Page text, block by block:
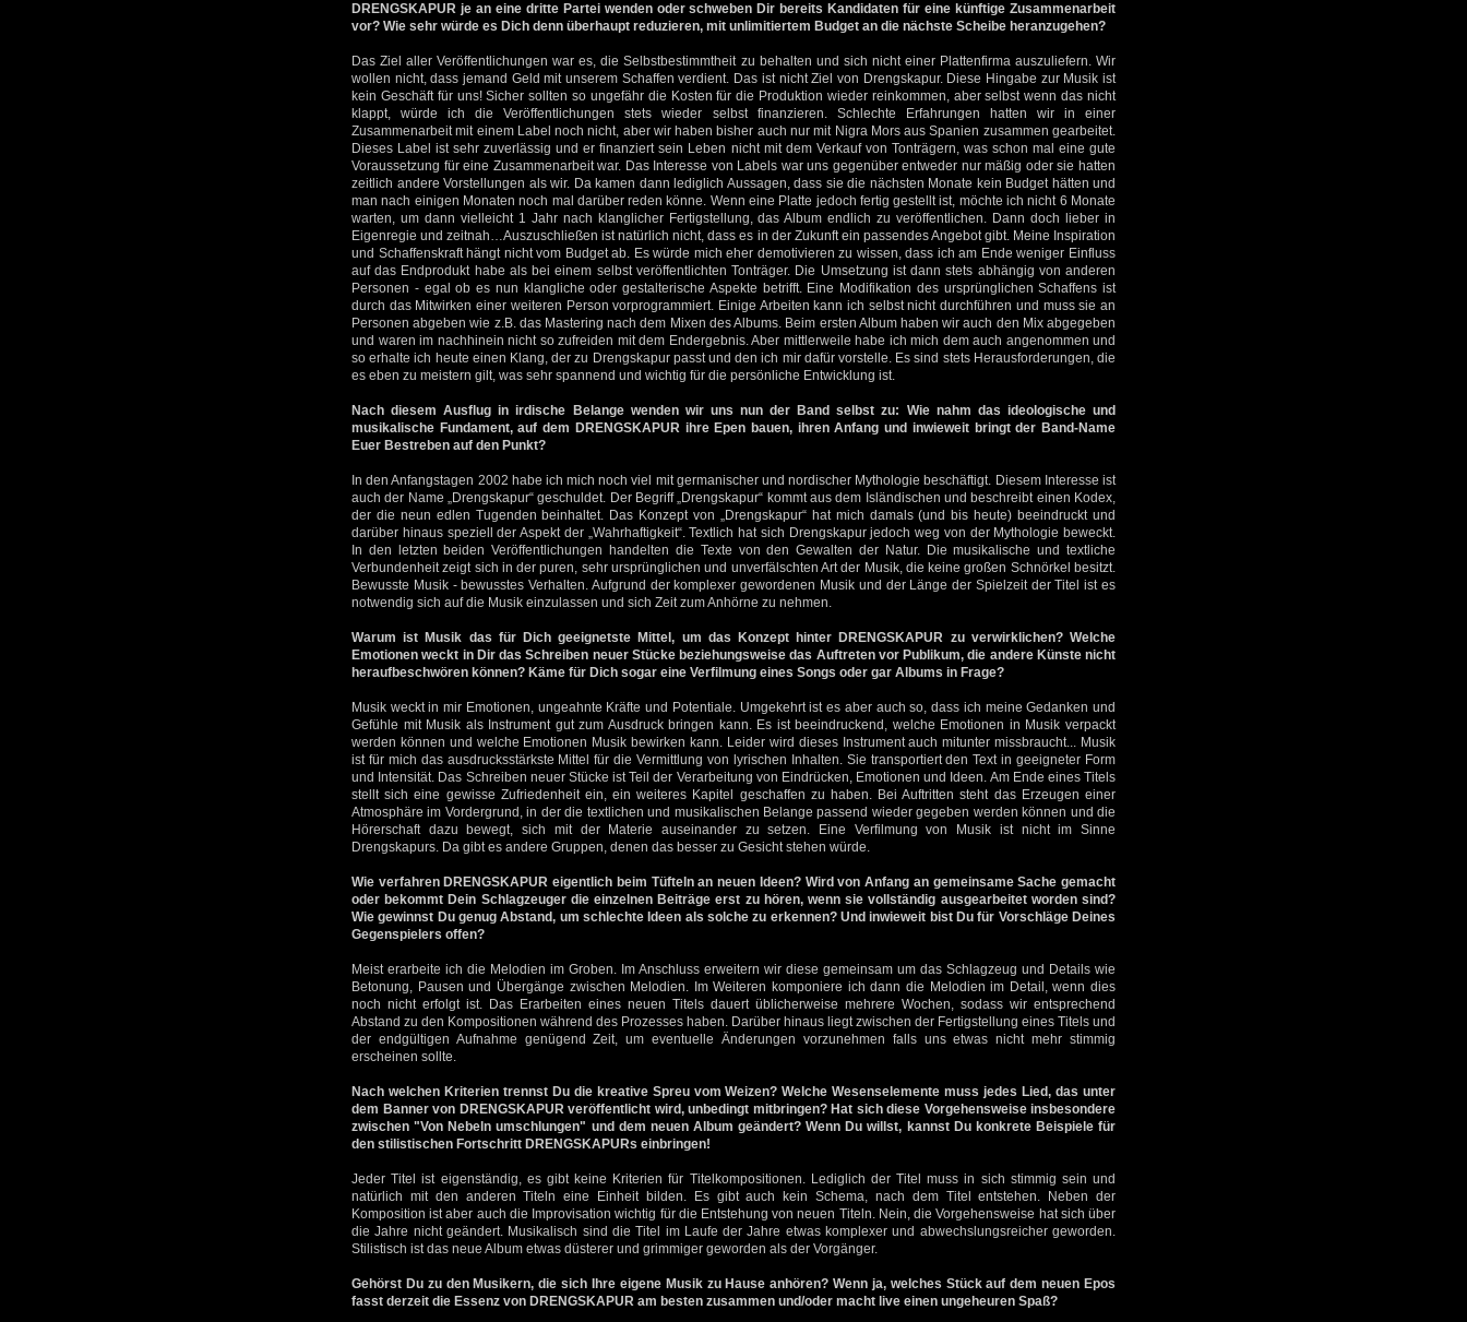
DRENGSKAPUR je an eine dritte Partei wenden oder schweben Dir bereits Kandidaten für eine künftige Zusammenarbeit
vor? Wie sehr würde es Dich denn überhaupt reduzieren, mit unlimitiertem Budget an die nächste Scheibe heranzugehen?
Das Ziel aller Veröffentlichungen war es, die Selbstbestimmtheit zu behalten und sich nicht einer Plattenfirma auszuliefern. Wir
wollen nicht, dass jemand Geld mit unserem Schaffen verdient. Das ist nicht Ziel von Drengskapur. Diese Hingabe zur Musik ist
kein Geschäft für uns! Sicher sollten so ungefähr die Kosten für die Produktion wieder reinkommen, aber selbst wenn das nicht
klappt, würde ich die Veröffentlichungen stets wieder selbst finanzieren. Schlechte Erfahrungen hatten wir in einer
Zusammenarbeit mit einem Label noch nicht, aber wir haben bisher auch nur mit Nigra Mors aus Spanien zusammen gearbeitet.
Dieses Label ist sehr zuverlässig und er finanziert sein Leben nicht mit dem Verkauf von Tonträgern, was schon mal eine gute
Voraussetzung für eine Zusammenarbeit war. Das Interesse von Labels war uns gegenüber entweder nur mäßig oder sie hatten
zeitlich andere Vorstellungen als wir. Da kamen dann lediglich Aussagen, dass sie die nächsten Monate kein Budget hätten und
man nach einigen Monaten noch mal darüber reden könne. Wenn eine Platte jedoch fertig gestellt ist, möchte ich nicht 6 Monate
warten, um dann vielleicht 1 Jahr nach klanglicher Fertigstellung, das Album endlich zu veröffentlichen. Dann doch lieber in
Eigenregie und zeitnah…Auszuschließen ist natürlich nicht, dass es in der Zukunft ein passendes Angebot gibt. Meine Inspiration
und Schaffenskraft hängt nicht vom Budget ab. Es würde mich eher demotivieren zu wissen, dass ich am Ende weniger Einfluss
auf das Endprodukt habe als bei einem selbst veröffentlichten Tonträger. Die Umsetzung ist dann stets abhängig von anderen
Personen - egal ob es nun klangliche oder gestalterische Aspekte betrifft. Eine Modifikation des ursprünglichen Schaffens ist
durch das Mitwirken einer weiteren Person vorprogrammiert. Einige Arbeiten kann ich selbst nicht durchführen und muss sie an
Personen abgeben wie z.B. das Mastering nach dem Mixen des Albums. Beim ersten Album haben wir auch den Mix abgegeben
und waren im nachhinein nicht so zufreiden mit dem Endergebnis. Aber mittlerweile habe ich mich dem auch angenommen und
so erhalte ich heute einen Klang, der zu Drengskapur passt und den ich mir dafür vorstelle. Es sind stets Herausforderungen, die
es eben zu meistern gilt, was sehr spannend und wichtig für die persönliche Entwicklung ist.
Nach diesem Ausflug in irdische Belange wenden wir uns nun der Band selbst zu: Wie nahm das ideologische und
musikalische Fundament, auf dem DRENGSKAPUR ihre Epen bauen, ihren Anfang und inwieweit bringt der Band-Name
Euer Bestreben auf den Punkt?
In den Anfangstagen 2002 habe ich mich noch viel mit germanischer und nordischer Mythologie beschäftigt. Diesem Interesse ist
auch der Name „Drengskapur“ geschuldet. Der Begriff „Drengskapur“ kommt aus dem Isländischen und beschreibt einen Kodex,
der die neun edlen Tugenden beinhaltet. Das Konzept von „Drengskapur“ hat mich damals (und bis heute) beeindruckt und
darüber hinaus speziell der Aspekt der „Wahrhaftigkeit“. Textlich hat sich Drengskapur jedoch weg von der Mythologie beweckt.
In den letzten beiden Veröffentlichungen handelten die Texte von den Gewalten der Natur. Die musikalische und textliche
Verbundenheit zeigt sich in der puren, sehr ursprünglichen und unverfälschten Art der Musik, die keine großen Schnörkel besitzt.
Bewusste Musik - bewusstes Verhalten. Aufgrund der komplexer gewordenen Musik und der Länge der Spielzeit der Titel ist es
notwendig sich auf die Musik einzulassen und sich Zeit zum Anhörne zu nehmen.
Warum ist Musik das für Dich geeignetste Mittel, um das Konzept hinter DRENGSKAPUR zu verwirklichen? Welche
Emotionen weckt in Dir das Schreiben neuer Stücke beziehungsweise das Auftreten vor Publikum, die andere Künste nicht
heraufbeschwören können? Käme für Dich sogar eine Verfilmung eines Songs oder gar Albums in Frage?
Musik weckt in mir Emotionen, ungeahnte Kräfte und Potentiale. Umgekehrt ist es aber auch so, dass ich meine Gedanken und
Gefühle mit Musik als Instrument gut zum Ausdruck bringen kann. Es ist beeindruckend, welche Emotionen in Musik verpackt
werden können und welche Emotionen Musik bewirken kann. Leider wird dieses Instrument auch mitunter missbraucht... Musik
ist für mich das ausdrucksstärkste Mittel für die Vermittlung von lyrischen Inhalten. Sie transportiert den Text in geeigneter Form
und Intensität. Das Schreiben neuer Stücke ist Teil der Verarbeitung von Eindrücken, Emotionen und Ideen. Am Ende eines Titels
stellt sich eine gewisse Zufriedenheit ein, ein weiteres Kapitel geschaffen zu haben. Bei Auftritten steht das Erzeugen einer
Atmosphäre im Vordergrund, in der die textlichen und musikalischen Belange passend wieder gegeben werden können und die
Hörerschaft dazu bewegt, sich mit der Materie auseinander zu setzen. Eine Verfilmung von Musik ist nicht im Sinne
Drengskapurs. Da gibt es andere Gruppen, denen das besser zu Gesicht stehen würde.
Wie verfahren DRENGSKAPUR eigentlich beim Tüfteln an neuen Ideen? Wird von Anfang an gemeinsame Sache gemacht
oder bekommt Dein Schlagzeuger die einzelnen Beiträge erst zu hören, wenn sie vollständig ausgearbeitet worden sind?
Wie gewinnst Du genug Abstand, um schlechte Ideen als solche zu erkennen? Und inwieweit bist Du für Vorschläge Deines
Gegenspielers offen?
Meist erarbeite ich die Melodien im Groben. Im Anschluss erweitern wir diese gemeinsam um das Schlagzeug und Details wie
Betonung, Pausen und Übergänge zwischen Melodien. Im Weiteren komponiere ich dann die Melodien im Detail, wenn dies
noch nicht erfolgt ist. Das Erarbeiten eines neuen Titels dauert üblicherweise mehrere Wochen, sodass wir entsprechend
Abstand zu den Kompositionen während des Prozesses haben. Darüber hinaus liegt zwischen der Fertigstellung eines Titels und
der endgültigen Aufnahme genügend Zeit, um eventuelle Änderungen vorzunehmen falls uns etwas nicht mehr stimmig
erscheinen sollte.
Nach welchen Kriterien trennst Du die kreative Spreu vom Weizen? Welche Wesenselemente muss jedes Lied, das unter
dem Banner von DRENGSKAPUR veröffentlicht wird, unbedingt mitbringen? Hat sich diese Vorgehensweise insbesondere
zwischen "Von Nebeln umschlungen" und dem neuen Album geändert? Wenn Du willst, kannst Du konkrete Beispiele für
den stilistischen Fortschritt DRENGSKAPURs einbringen!
Jeder Titel ist eigenständig, es gibt keine Kriterien für Titelkompositionen. Lediglich der Titel muss in sich stimmig sein und
natürlich mit den anderen Titeln eine Einheit bilden. Es gibt auch kein Schema, nach dem Titel entstehen. Neben der
Komposition ist aber auch die Improvisation wichtig für die Entstehung von neuen Titeln. Nein, die Vorgehensweise hat sich über
die Jahre nicht geändert. Musikalisch sind die Titel im Laufe der Jahre etwas komplexer und abwechslungsreicher geworden.
Stilistisch ist das neue Album etwas düsterer und grimmiger geworden als der Vorgänger.
Gehörst Du zu den Musikern, die sich Ihre eigene Musik zu Hause anhören? Wenn ja, welches Stück auf dem neuen Epos
fasst derzeit die Essenz von DRENGSKAPUR am besten zusammen und/oder macht live einen ungeheuren Spaß?